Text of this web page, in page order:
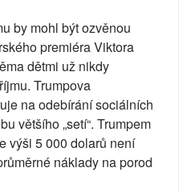
by mohl být ozvěnou
premiéra Viktora
dětmi už nikdy
Trumpova
na odebírání sociálních
většího „setí“. Trumpem
výši 5 000 dolarů není
náklady na porod